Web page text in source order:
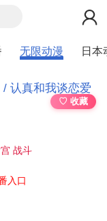
无限动漫 日本
认真和我谈恋爱
♡ 收藏
战斗
入口